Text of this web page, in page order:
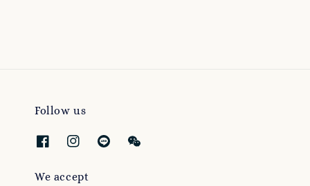
Follow us
We accept